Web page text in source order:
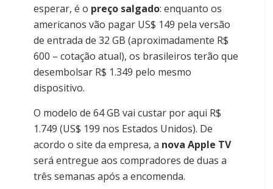
esperar, é o preço salgado: enquanto os
americanos vão pagar US$ 149 pela versão
de entrada de 32 GB (aproximadamente R$
600 – cotação atual), os brasileiros terão que
desembolsar R$ 1.349 pelo mesmo
dispositivo.
O modelo de 64 GB vai custar por aqui R$
1.749 (US$ 199 nos Estados Unidos). De
acordo o site da empresa, a nova Apple TV
será entregue aos compradores de duas a
três semanas após a encomenda.